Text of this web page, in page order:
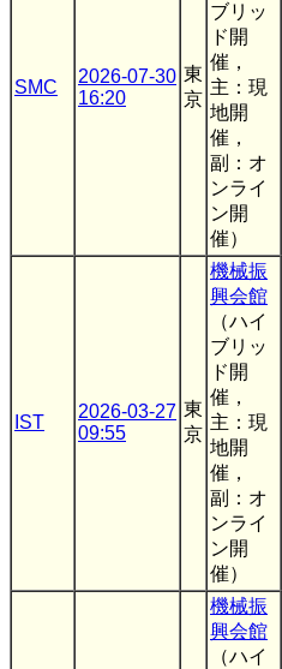
SMC
2026-07-30
16:20
東
京
ブリッ
ド開
催，
主：現
地開
催，
副：オ
ンライ
ン開
催）
IST
2026-03-27
09:55
東
京
機械振
興会館
（ハイ
ブリッ
ド開
催，
主：現
地開
催，
副：オ
ンライ
ン開
催）
機械振
興会館
（ハイ